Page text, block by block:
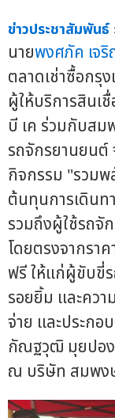
ข่าวประชาสัมพันธ์
นายพงศภัค เจ
ตลาดเช่าซื้อกรุ
ผู้ให้บริการสินเชื่
บี เค ร่วมกับส
รถจักรยานยนต์
กิจกรรม "รวมพ
ต้นทุนการเดินท
รวมถึงผู้ใช้รถจั
โดยตรงจากรา
ฟรี ให้แก่ผู้ขับขี่
รอยยิ้ม และควา
จ่าย และประกอ
กัณฐวุฒิ มุยปอ
ณ บริษัท สมพง